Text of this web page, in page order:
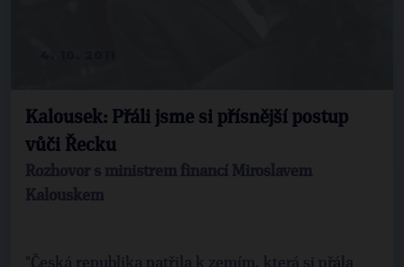
Kalousek: Přáli jsme si přísnější postup
vůči Řecku
Rozhovor s ministrem financí Miroslavem
Kalouskem
"Česká republika patřila k zemím, která si přála